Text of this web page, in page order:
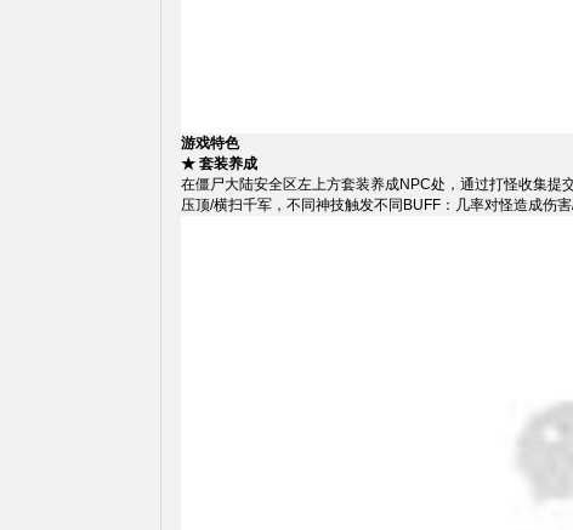
游戏特色
★ 套装养成
在僵尸大陆安全区左上方套装养成NPC处，通过打怪收集提
压顶/横扫千军，不同神技触发不同BUFF：几率对怪造成伤